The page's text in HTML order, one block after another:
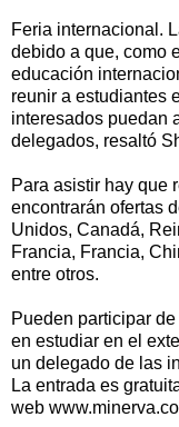
Feria internacional.
debido a que, como
educación
reunir a estudiantes
interesados puedan
delegados, resaltó
Para asistir hay que
encontrarán ofertas
Unidos, Canadá,
Francia, Francia,
entre otros.
Pueden participar
en estudiar en el
un delegado de las
La entrada es
web